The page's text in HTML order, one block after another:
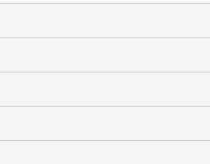
ォーム by K・DogSpa
こと
る提案力
(2)
康コラム（全9回） (10)
お役立ち情報（全10回） (11)